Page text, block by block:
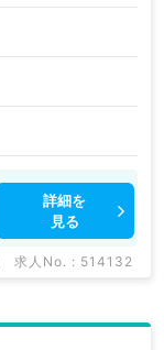
詳細を
見る
求人No. : 514132